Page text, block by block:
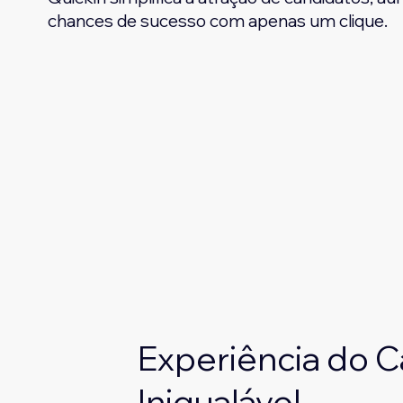
chances de sucesso com apenas um clique.
Experiência do